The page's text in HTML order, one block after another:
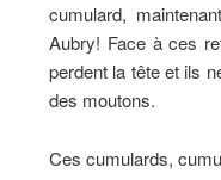
cumulard,
Aubry! Face à ces
perdent la tête et ils
des moutons.
Ces cumulards,